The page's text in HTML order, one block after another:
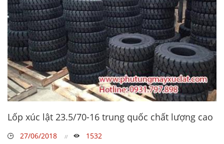
Lốp xúc lật 23.5/70-16 trung quốc chất lượng cao
27/06/2018
1532